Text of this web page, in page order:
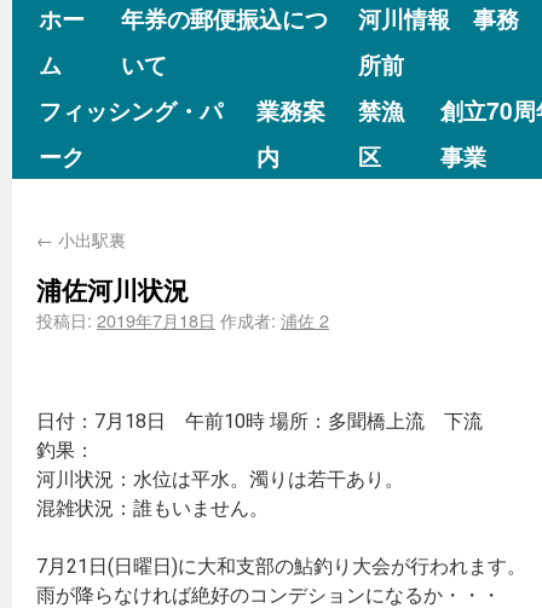
ホー
ム
年券の郵便振込につ
いて
河川情報 事務
所前
フィッシング・パ
ーク
業務案
内
禁漁
区
創立70
事業
← 小出駅裏
浦佐河川状況
投稿日: 2019年7月18日 作成者: 浦佐 2
日付：7月18日 午前10時 場所：多聞橋上流 下流
釣果：
河川状況：水位は平水。濁りは若干あり。
混雑状況：誰もいません。
7月21日(日曜日)に大和支部の鮎釣り大会が行われます。
雨が降らなければ絶好のコンデションになるか・・・